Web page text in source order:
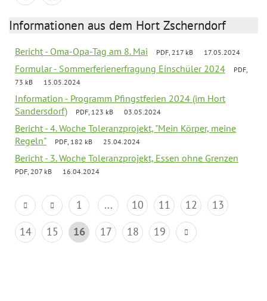
Informationen aus dem Hort Zscherndorf
Bericht - Oma-Opa-Tag am 8. Mai PDF, 217 kB 17.05.2024
Formular - Sommerferienerfragung Einschüler 2024
PDF,
73 kB
15.05.2024
Information - Programm Pfingstferien 2024 (im Hort
Sandersdorf)
PDF, 123 kB 03.05.2024
Bericht - 4. Woche Toleranzprojekt, "Mein Körper, meine
Regeln"
PDF, 182 kB 25.04.2024
Bericht - 3. Woche Toleranzprojekt, Essen ohne Grenzen
PDF, 207 kB 16.04.2024
1 ... 10 11 12
13
14
15 16 17 18 19